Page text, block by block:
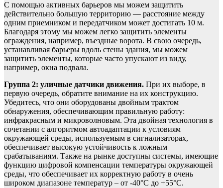
С помощью активных барьеров мы можем защитить
действительно большую территорию — расстояние между
одним приемником и передатчиком может достигать 10 м.
Благодаря этому мы можем легко защитить элементы
ограждения, например, въездные ворота. В свою очередь,
устанавливая барьеры вдоль стены здания, мы можем
защитить элементы, которые часто упускают из виду,
например, окна подвала.
Группа 2: уличные датчики движения. При их выборе, в
первую очередь, обратите внимание на их конструкцию.
Убедитесь, что они оборудованы двойным трактом
обнаружения, обеспечивающим правильную работу:
инфракрасным и микроволновым. Эта двойная технология в
сочетании с алгоритмом автоадаптации к условиям
окружающей среды, используемым в сигнализаторах,
обеспечивает высокую устойчивость к ложным
срабатываниям. Также на рынке доступны системы, имеющие
функцию цифровой компенсации температуры окружающей
среды, что обеспечивает их корректную работу в очень
широком диапазоне температур – от -40°С до +55°С.